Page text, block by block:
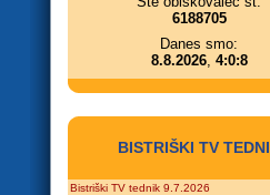
6188705
Danes smo:
8.8.2026, 4:0:8
BISTRIŠKI TV
Bistriški TV tednik 9.7.2026